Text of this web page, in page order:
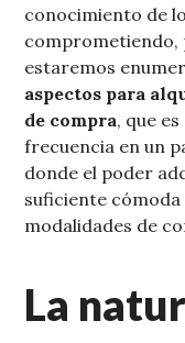
conocimiento de
comprometiendo,
estaremos
aspectos para
de compra, que
frecuencia en un
donde el poder
suficiente
modalidades de
La